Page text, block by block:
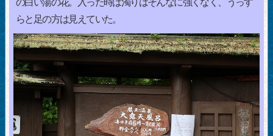
らと足の方は見えていた。